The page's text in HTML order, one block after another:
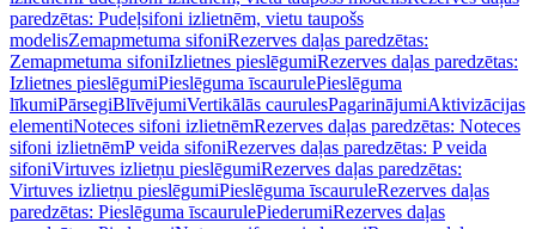
paredzētas: Pudeļsifoni izlietnēm, vietu taupošs
modelisZemapmetuma sifoniRezerves daļas paredzētas:
Zemapmetuma sifoniIzlietnes pieslēgumiRezerves daļas paredzētas:
Izlietnes pieslēgumiPieslēguma īscaurulePieslēguma
līkumiPārsegiBlīvējumiVertikālās caurulesPagarinājumiAktivizācijas
elementiNoteces sifoni izlietnēmRezerves daļas paredzētas: Noteces
sifoni izlietnēmP veida sifoniRezerves daļas paredzētas: P veida
sifoniVirtuves izlietņu pieslēgumiRezerves daļas paredzētas:
Virtuves izlietņu pieslēgumiPieslēguma īscauruleRezerves daļas
paredzētas: Pieslēguma īscaurulePiederumiRezerves daļas